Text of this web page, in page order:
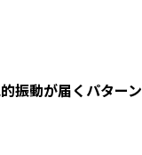
振動が届くパターン